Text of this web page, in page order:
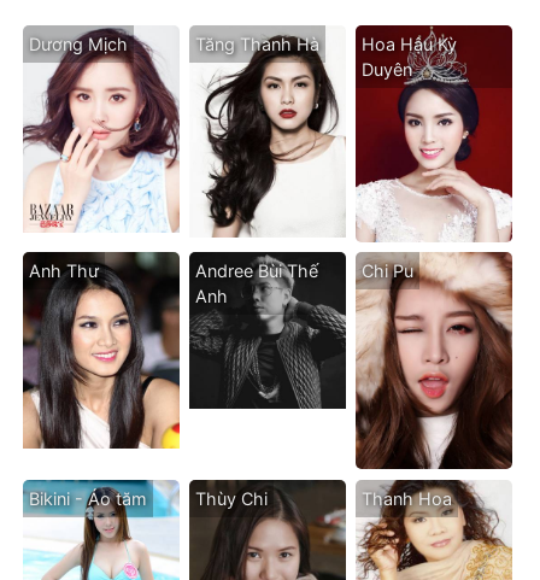
Dương Mịch Tăng Thanh Hà
Hoa Hậu Kỳ
Duyên
Anh Thư
Andree Bùi Thế
Anh
Chi Pu
Bikini - Áo tăm Thùy Chi Thanh Hoa